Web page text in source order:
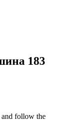
183
follow the